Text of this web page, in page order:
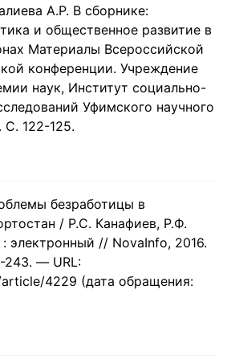
А.Р. В сборнике:
и общественное развитие в
Материалы Всероссийской
конференции. Учреждение
наук, Институт социально-
Уфимского научного
С. 122-125.
безработицы в
/ Р.С. Канафиев, Р.Ф.
электронный // NovaInfo, 2016.
— URL:
4229 (дата обращения: